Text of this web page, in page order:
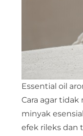
Essential oil
Cara agar
minyak
efek rileks dan